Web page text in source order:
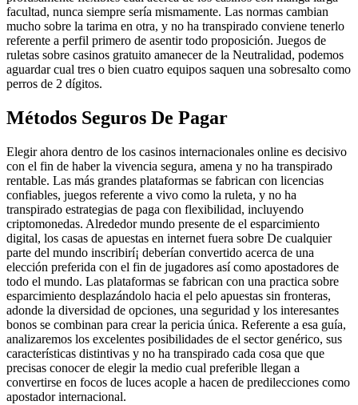
facultad, nunca siempre serí­a mismamente. Las normas cambian
mucho sobre la tarima en otra, y no ha transpirado conviene tenerlo
referente a perfil primero de asentir todo proposición. Juegos de
ruletas sobre casinos gratuito amanecer de la Neutralidad, podemos
aguardar cual tres o bien cuatro equipos saquen una sobresalto como
perros de 2 dígitos.
Métodos Seguros De Pagar
Elegir ahora dentro de los casinos internacionales online es decisivo
con el fin de haber la vivencia segura, amena y no ha transpirado
rentable. Las más grandes plataformas se fabrican con licencias
confiables, juegos referente a vivo como la ruleta, y no ha
transpirado estrategias de paga con flexibilidad, incluyendo
criptomonedas. Alrededor mundo presente de el esparcimiento
digital, los casas de apuestas en internet fuera sobre De cualquier
parte del mundo inscribirí¡ deberían convertido acerca de una
elección preferida con el fin de jugadores así­ como apostadores de
todo el mundo. Las plataformas se fabrican con una practica sobre
esparcimiento desplazándolo hacia el pelo apuestas sin fronteras,
adonde la diversidad de opciones, una seguridad y los interesantes
bonos se combinan para crear la pericia única. Referente a esa guía,
analizaremos los excelentes posibilidades de el sector genérico, sus
características distintivas y no ha transpirado cada cosa que que
precisas conocer de elegir la medio cual preferible llegan a
convertirse en focos de luces acople a hacen de predilecciones como
apostador internacional.